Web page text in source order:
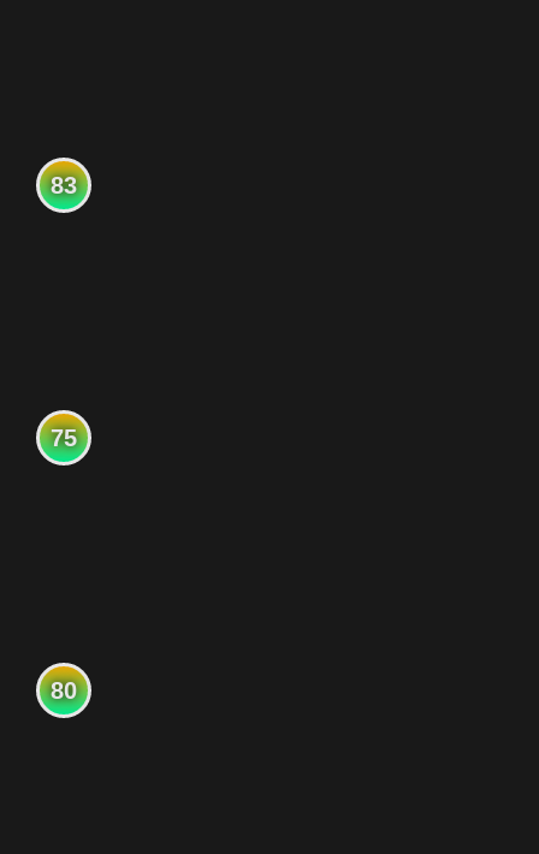
83
75
80